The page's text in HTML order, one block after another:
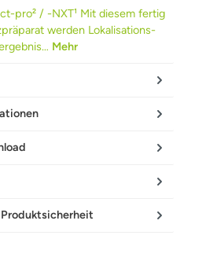
pro² / -NXT¹ Mit diesem fertig
werden Lokalisations-
Mehr